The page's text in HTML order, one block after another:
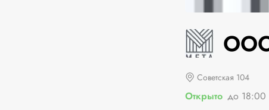
Советская 104
Открыто до 18:00